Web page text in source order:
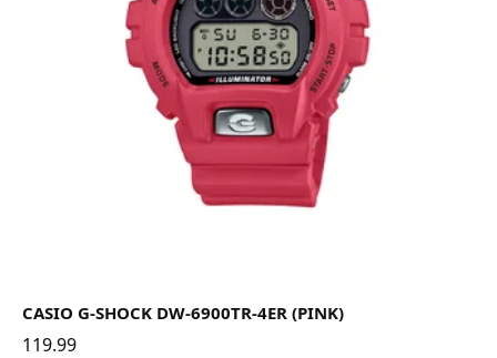
CASIO G-SHOCK DW-6900TR-4ER (PINK)
119.99